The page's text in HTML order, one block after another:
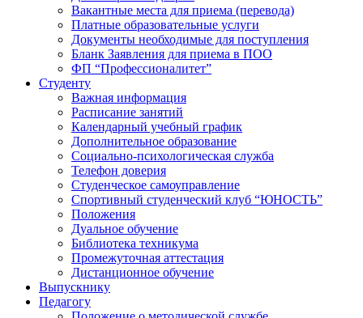
Вакантные места для приема (перевода)
Платные образовательные услуги
Документы необходимые для поступления
Бланк Заявления для приема в ПОО
ФП “Профессионалитет”
Студенту
Важная информация
Расписание занятий
Календарный учебный график
Дополнительное образование
Социально-психологическая служба
Телефон доверия
Студенческое самоуправление
Спортивный студенческий клуб “ЮНОСТЬ”
Положения
Дуальное обучение
Библиотека техникума
Промежуточная аттестация
Дистанционное обучение
Выпускнику
Педагогу